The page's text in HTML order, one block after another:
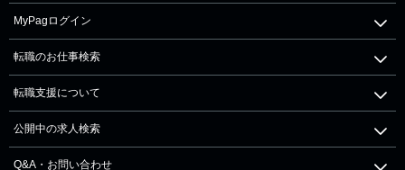
MyPagログイン
転職のお仕事検索
転職支援について
公開中の求人検索
Q&A・お問い合わせ